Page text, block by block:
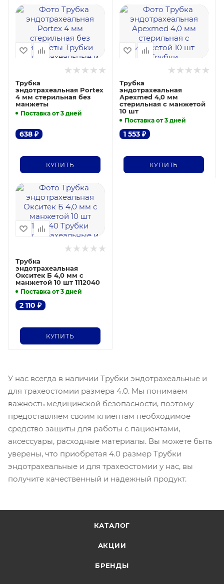
Трубка
эндотрахеальная Portex
4 мм стерильная без
манжеты
Поставка от 3 дней
638 ₽
КУПИТЬ
Трубка
эндотрахеальная
Apexmed 4,0 мм
стерильная с манжетой
10 шт
Поставка от 3 дней
1 553₽
КУПИТЬ
Трубка
эндотрахеальная
Окситек Б 4,0 мм с
манжетой 10 шт 1112040
Поставка от 3 дней
2 110 ₽
КУПИТЬ
У нас всегда в наличии Трубки эндотрахеальные и
для трахеостомии размера 4.0. Мы понимаем
важность медицинской безопасности, поэтому
предоставляем своим клиентам необходимое
средство защиты для работы с пациентами,
аксессуары, расходные материалы. Вы можете быть
уверены, что приобретая 4.0 размер Трубки
эндотрахеальные и для трахеостомии у нас, вы
получите качественный и надежный продукт.
КАТАЛОГ
АКЦИИ
БРЕНДЫ